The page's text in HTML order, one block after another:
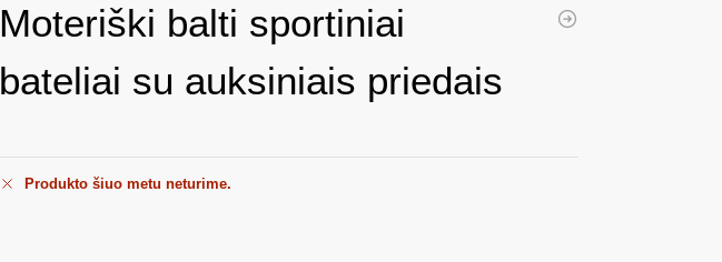
Moteriški balti sportiniai
bateliai su auksiniais priedais
Produkto šiuo metu neturime.